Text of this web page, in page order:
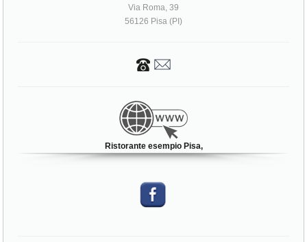
Via Roma, 39
56126 Pisa (PI)
Ristorante esempio Pisa,